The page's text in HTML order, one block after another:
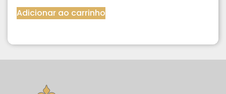
Adicionar ao carrinho